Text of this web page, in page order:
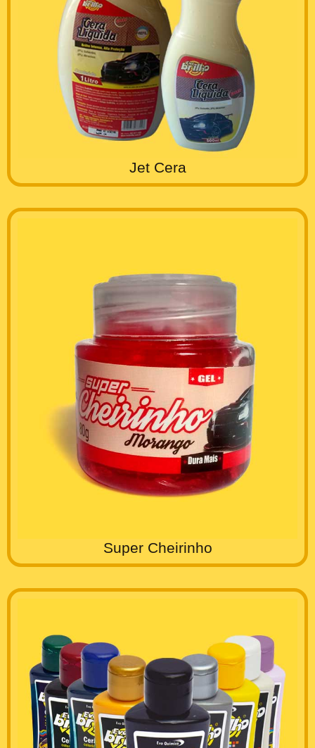
Jet Cera
Super Cheirinho